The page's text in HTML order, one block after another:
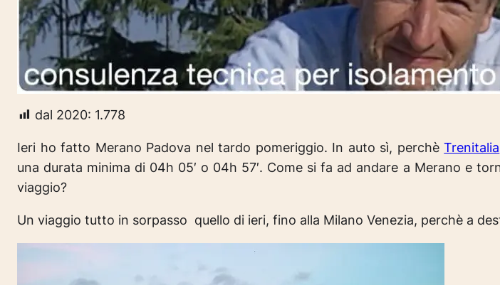
dal 2020: 1.778
Ieri ho fatto Merano Padova nel tardo pomeriggio. In auto sì, perchèTrenitalia
una durata minima di 04h 05′ o 04h 57′. Come si fa ad andare a Merano e
viaggio?
Un viaggio tutto in sorpasso quello di ieri, fino alla Milano Venezia, perchè a